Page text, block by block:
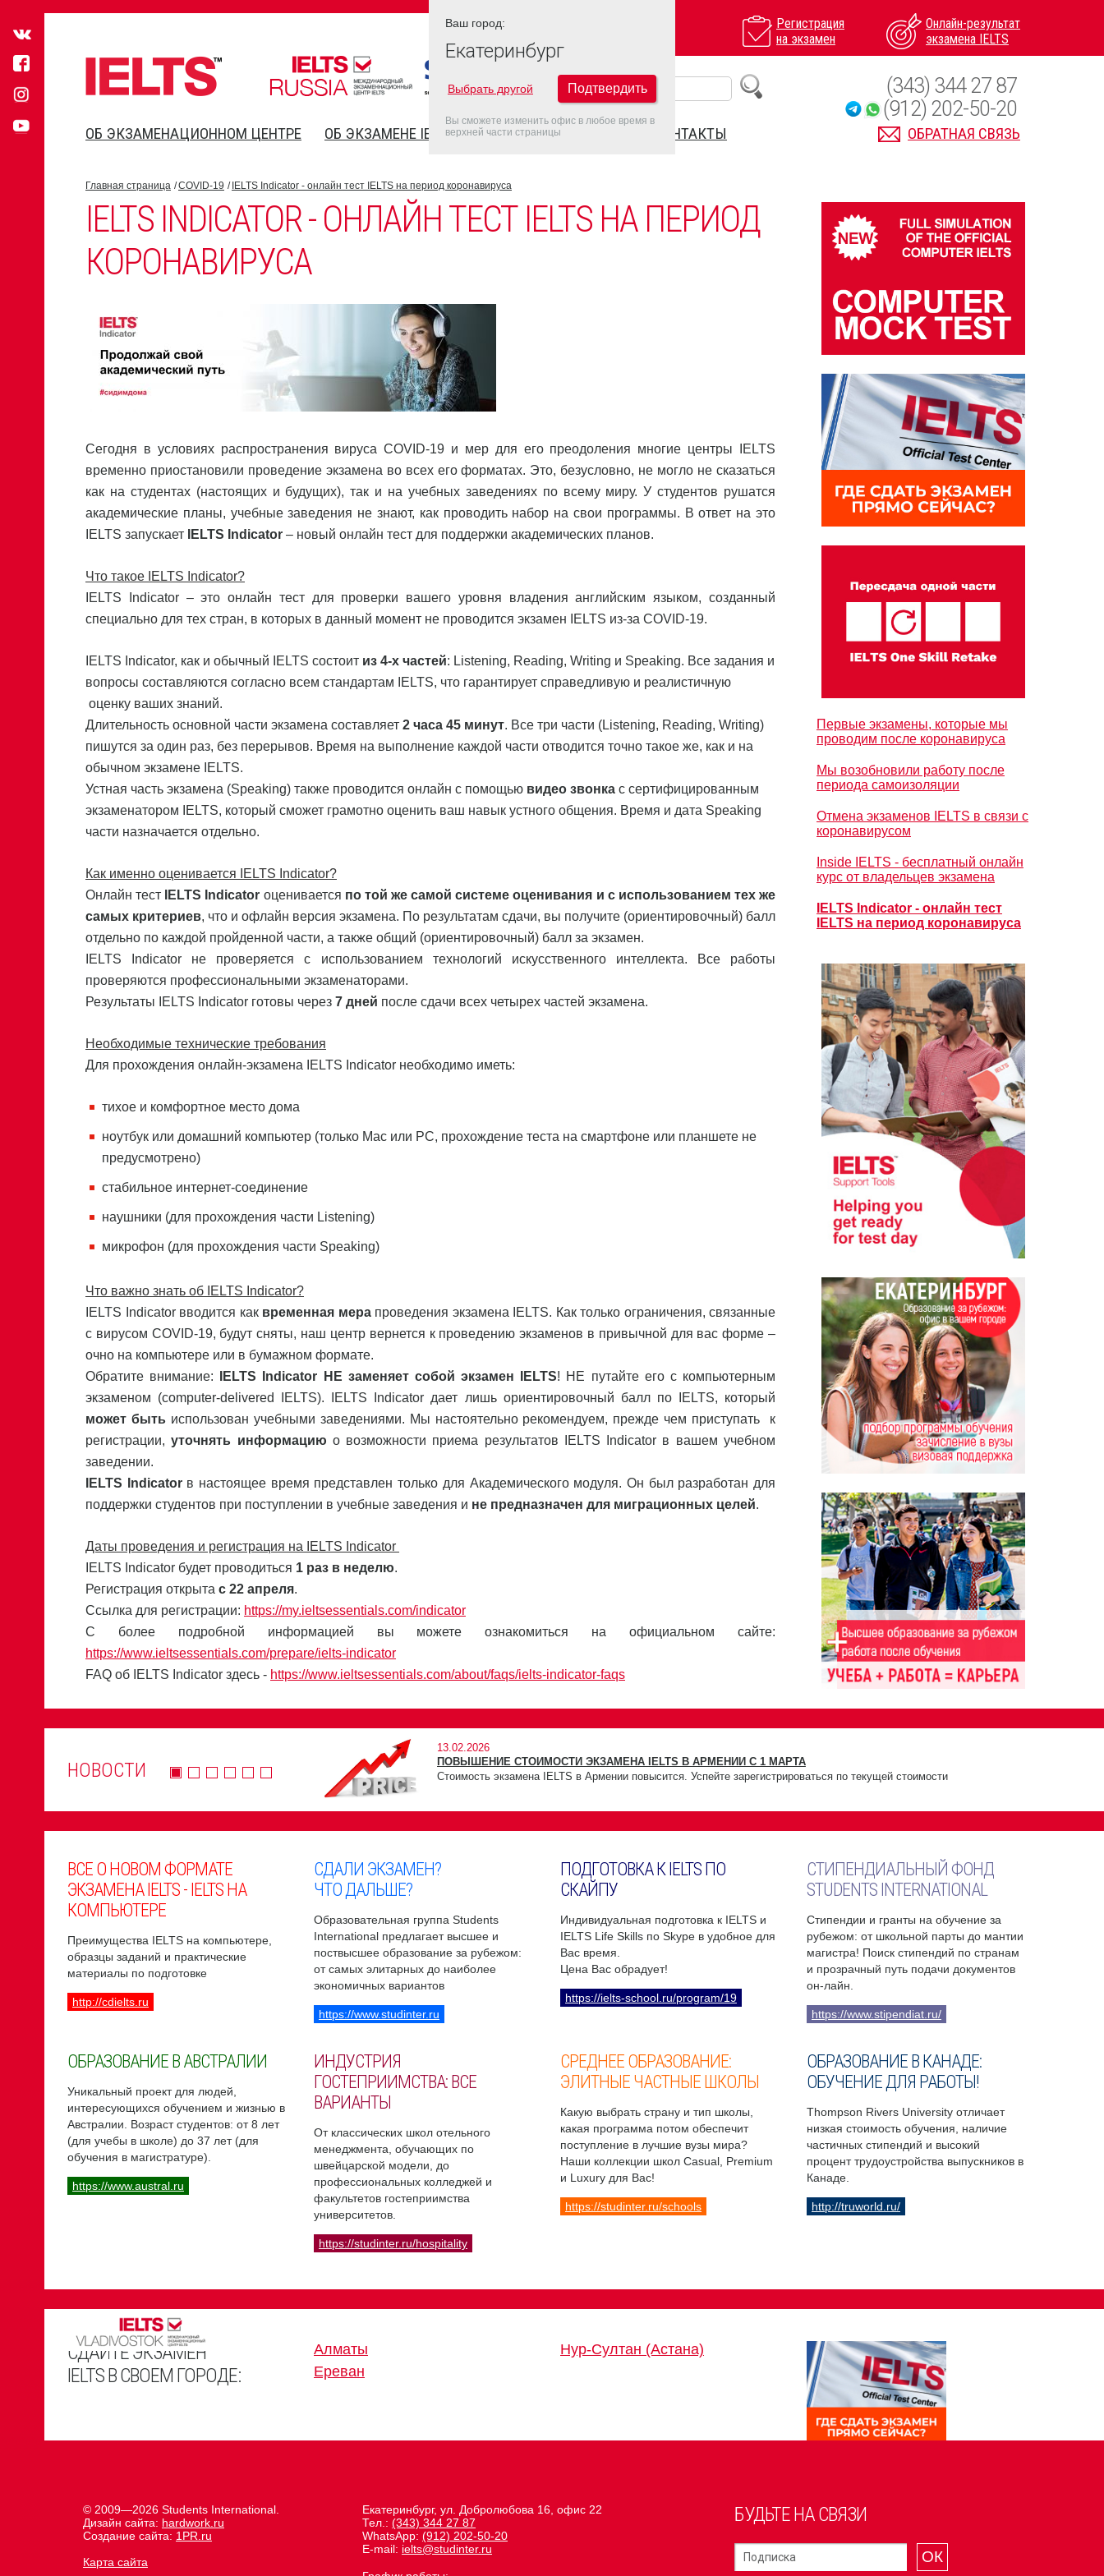
Регистрация
на экзамен
Онлайн-результат
экзамена IELTS
ОБ ЭКЗАМЕНАЦИОННОМ ЦЕНТРЕ ОБ ЭКЗАМЕНЕ IELTS FAQ ДАТЫ IELTS 2022 КОНТАКТЫ ОБРАТНАЯ СВЯЗЬ
(343) 344 27 87
(912) 202-50-20
Главная страница COVID-19 IELTS Indicator - онлайн тест IELTS на период коронавируса
IELTS INDICATOR - ОНЛАЙН ТЕСТ IELTS НА ПЕРИОД
КОРОНАВИРУСА
Сегодня в условиях распространения вируса COVID-19 и мер для его преодоления многие центры IELTS
временно приостановили проведение экзамена во всех его форматах. Это, безусловно, не могло не сказаться
как на студентах (настоящих и будущих), так и на учебных заведениях по всему миру. У студентов рушатся
академические планы, учебные заведения не знают, как проводить набор на свои программы. В ответ на это
IELTS запускает
IELTS Indicator – новый онлайн тест для поддержки академических планов.
Что такое IELTS Indicator?
IELTS Indicator – это онлайн тест для проверки вашего уровня владения английским языком, созданный
специально для тех стран, в которых в данный момент не проводится экзамен IELTS из-за COVID-19.
IELTS Indicator, как и обычный IELTS состоит из 4-х частей: Listening, Reading, Writing и Speaking. Все задания и
вопросы составляются согласно всем стандартам IELTS, что гарантирует справедливую и реалистичную
оценку ваших знаний.
Длительность основной части экзамена составляет 2 часа 45 минут. Все три части (Listening, Reading, Writing)
пишутся за один раз, без перерывов. Время на выполнение каждой части отводится точно такое же, как и на
обычном экзамене IELTS.
Устная часть экзамена (Speaking) также проводится онлайн с помощью видео звонка с сертифицированным
экзаменатором IELTS, который сможет грамотно оценить ваш навык устного общения. Время и дата Speaking
части назначается отдельно.
Как именно оценивается IELTS Indicator?
Онлайн тест
IELTS Indicator оценивается по той же самой системе оценивания и с использованием тех же
самых критериев, что и офлайн версия экзамена. По результатам сдачи, вы получите (ориентировочный) балл
отдельно по каждой пройденной части, а также общий (ориентировочный) балл за экзамен.
IELTS Indicator не проверяется с использованием технологий искусственного интеллекта. Все работы
проверяются профессиональными экзаменаторами.
Результаты IELTS Indicator готовы через 7 дней после сдачи всех четырех частей экзамена.
Необходимые технические требования
Для прохождения онлайн-экзамена IELTS Indicator необходимо иметь:
тихое и комфортное место дома
ноутбук или домашний компьютер (только Mac или PC, прохождение теста на смартфоне или планшете не
предусмотрено)
стабильное интернет-соединение
наушники (для прохождения части Listening)
микрофон (для прохождения части Speaking)
Что важно знать об IELTS Indicator?
IELTS Indicator вводится как временная мерапроведения экзамена IELTS. Как только ограничения, связанные
с вирусом COVID-19, будут сняты, наш центр вернется к проведению экзаменов в привычной для вас форме –
очно на компьютере или в бумажном формате.
Обратите внимание:
IELTS Indicator НЕ заменяет собой экзамен IELTS! НЕ путайте его с компьютерным
экзаменом (computer-delivered IELTS). IELTS Indicator дает лишь ориентировочный балл по IELTS, который
может бытьиспользован учебными заведениями. Мы настоятельно рекомендуем, прежде чем приступать к
регистрации,уточнять информацию о возможности приема результатов IELTS Indicator в вашем учебном
заведении.
IELTS
Indicatorв настоящее время представлен только для Академического модуля. Он был разработан для
поддержки студентов при поступлении в учебные заведения и не предназначен для миграционных целей.
Даты проведения и регистрация на IELTS Indicator
IELTS Indicator будет проводиться 1 раз в неделю.
Регистрация открыта с 22 апреля.
Ссылка для регистрации: https://my.ieltsessentials.com/indicator
С более подробной информацией вы можете ознакомиться на официальном сайте:
https://www.ieltsessentials.com/prepare/ielts-indicator
FAQ об IELTS Indicator здесь - https://www.ieltsessentials.com/about/faqs/ielts-indicator-faqs
Первые экзамены, которые мы
проводим после коронавируса
Мы возобновили работу после
периода самоизоляции
Отмена экзаменов IELTS в связи с
коронавирусом
Inside IELTS - бесплатный онлайн
курс от владельцев экзамена
IELTS Indicator - онлайн тест
IELTS на период коронавируса
НОВОСТИ
13.02.2026
ПОВЫШЕНИЕ СТОИМОСТИ ЭКЗАМЕНА IELTS В АРМЕНИИ С 1 МАРТА
Стоимость экзамена IELTS в Армении повысится. Успейте зарегистрироваться по текущей стоимости
ВСЕ О НОВОМ ФОРМАТЕ
ЭКЗАМЕНА IELTS - IELTS НА
КОМПЬЮТЕРЕ
Преимущества IELTS на компьютере,
образцы заданий и практические
материалы по подготовке
http://cdielts.ru
СДАЛИ ЭКЗАМЕН?
ЧТО ДАЛЬШЕ?
Образовательная группа Students
International предлагает высшее и
поствысшее образование за рубежом:
от самых элитарных до наиболее
экономичных вариантов
https://www.studinter.ru
ПОДГОТОВКА К IELTS ПО
СКАЙПУ
Индивидуальная подготовка к IELTS и
IELTS Life Skills по Skype в удобное для
Вас время.
Цена Вас обрадует!
https://ielts-school.ru/program/19
СТИПЕНДИАЛЬНЫЙ ФОНД
STUDENTS INTERNATIONAL
Стипендии и гранты на обучение за
рубежом: от школьной парты до мантии
магистра! Поиск стипендий по странам
и прозрачный путь подачи документов
он-лайн.
https://www.stipendiat.ru/
ОБРАЗОВАНИЕ В АВСТРАЛИИ
Уникальный проект для людей,
интересующихся обучением и жизнью в
Австралии. Возраст студентов: от 8 лет
(для учебы в школе) до 37 лет (для
обучения в магистратуре).
https://www.austral.ru
ИНДУСТРИЯ
ГОСТЕПРИИМСТВА: ВСЕ
ВАРИАНТЫ
От классических школ отельного
менеджмента, обучающих по
швейцарской модели, до
профессиональных колледжей и
факультетов гостеприимства
университетов.
https://studinter.ru/hospitality
СРЕДНЕЕ ОБРАЗОВАНИЕ:
ЭЛИТНЫЕ ЧАСТНЫЕ ШКОЛЫ
Какую выбрать страну и тип школы,
какая программа потом обеспечит
поступление в лучшие вузы мира?
Наши коллекции школ Casual, Premium
и Luxury для Вас!
https://studinter.ru/schools
ОБРАЗОВАНИЕ В КАНАДЕ:
ОБУЧЕНИЕ ДЛЯ РАБОТЫ!
Thompson Rivers University отличает
низкая стоимость обучения, наличие
частичных стипендий и высокий
процент трудоустройства выпускников в
Канаде.
http://truworld.ru/
СДАЙТЕ ЭКЗАМЕН
IELTS В СВОЕМ ГОРОДЕ:
Алматы
Ереван
Нур-Султан (Астана)
БУДЬТЕ НА СВЯЗИ
ОК
Екатеринбург, ул. Добролюбова 16, офис 22
Тел.: (343) 344 27 87
WhatsApp: (912) 202-50-20
E-mail: ielts@studinter.ru
© 2009—2026 Students International.
Дизайн сайта: hardwork.ru
Создание сайта: 1PR.ru
Карта сайта
Ваш город:
Екатеринбург
Выбрать другой Подтвердить
Вы сможете изменить офис в любое время в
верхней части страницы